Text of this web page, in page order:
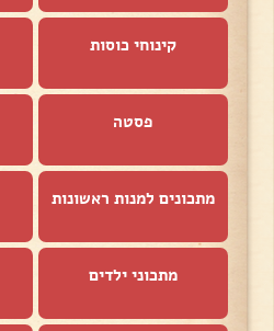
קינוחי כוסות
פסטה
מתכונים למנות ראשונות
מתכוני ילדים